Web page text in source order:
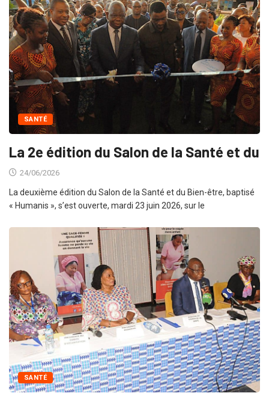
SANTÉ
La 2e édition du Salon de la Santé et du
24/06/2026
La deuxième édition du Salon de la Santé et du Bien-être, baptisé
« Humanis », s’est ouverte, mardi 23 juin 2026, sur le
SANTÉ